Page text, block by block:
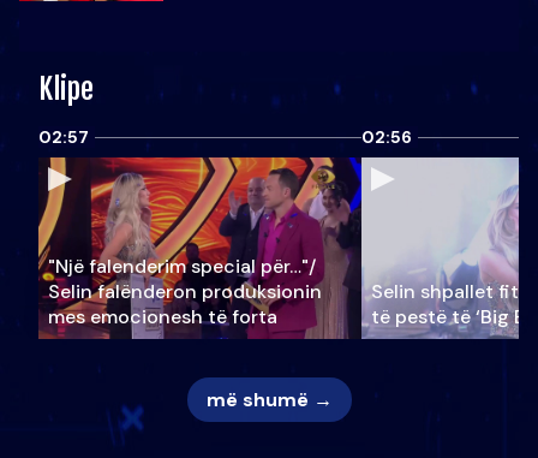
Klipe
02:57
"Një falenderim special për…"/
Selin falënderon produksionin
mes emocionesh të forta
02:56
Selin shpallet
të pestë të ‘Big
më shumë →